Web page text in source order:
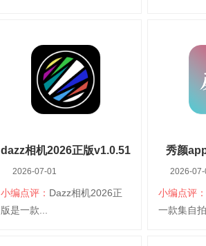
大小：79.08M
平台：安卓
分类：安卓桌面
语言：简体中文
查看详情
扫码立即下载
大小：
分类：安卓
扫
dazz相机2026正版v1.0.51
官方正版
2026-07-01
小编点评： Dazz相机2026正
版是一款...
秀颜
2026-07-
小编点评：
一款集自拍